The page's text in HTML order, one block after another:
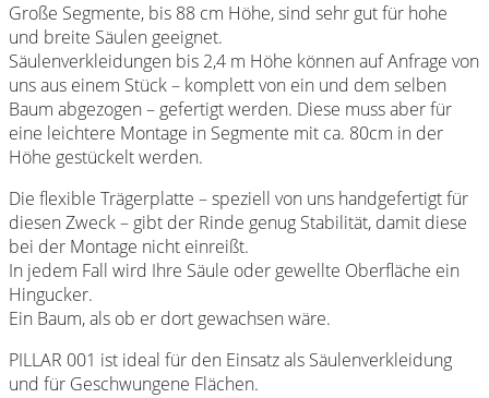
Große Segmente, bis 88 cm Höhe, sind sehr gut für hohe
und breite Säulen geeignet.
Säulenverkleidungen bis 2,4 m Höhe können auf Anfrage von
uns aus einem Stück – komplett von ein und dem selben
Baum abgezogen – gefertigt werden. Diese muss aber für
eine leichtere Montage in Segmente mit ca. 80cm in der
Höhe gestückelt werden.
Die flexible Trägerplatte – speziell von uns handgefertigt für
diesen Zweck – gibt der Rinde genug Stabilität, damit diese
bei der Montage nicht einreißt.
In jedem Fall wird Ihre Säule oder gewellte Oberfläche ein
Hingucker.
Ein Baum, als ob er dort gewachsen wäre.
PILLAR 001 ist ideal für den Einsatz als Säulenverkleidung
und für Geschwungene Flächen.